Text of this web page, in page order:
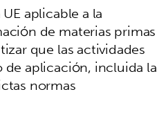
aplicable a la
de materias primas
que las actividades
aplicación, incluida la
normas